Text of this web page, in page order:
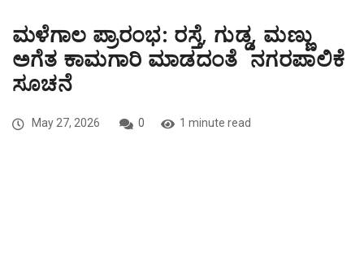
ಮಳೆಗಾಲ ಪ್ರಾರಂಭ: ರಸ್ತೆ, ಗುಡ್ಡ, ಮಣ್ಣು
ಅಗೆತ ಕಾಮಗಾರಿ ಮಾಡದಂತೆ ನಗರಪಾಲಿಕೆ
ಸೂಚನೆ
May 27, 2026 0 1 minute read